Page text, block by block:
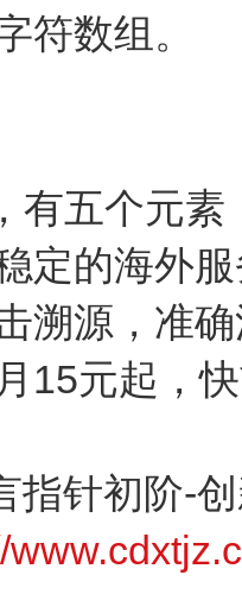
符数组。
有五个元
定的海外
溯源，准
15元起，
指针初阶-